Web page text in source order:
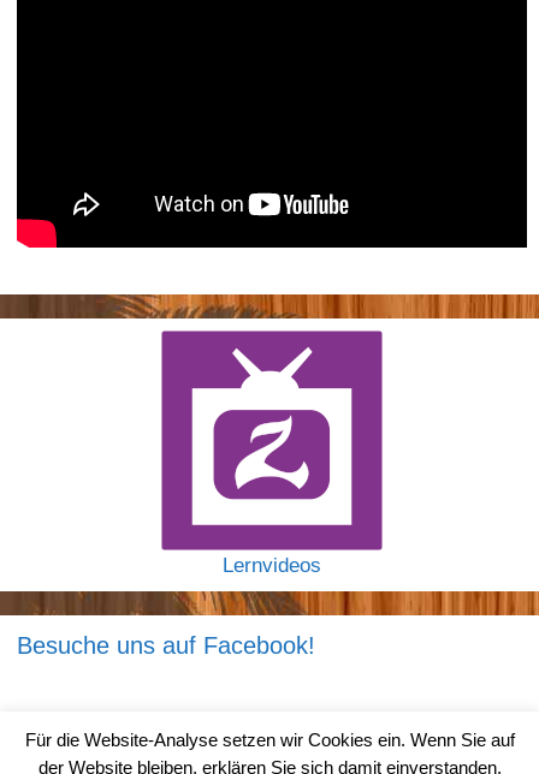
Lernvideos
Besuche uns auf Facebook!
Für die Website-Analyse setzen wir Cookies ein. Wenn Sie auf
der Website bleiben, erklären Sie sich damit einverstanden.